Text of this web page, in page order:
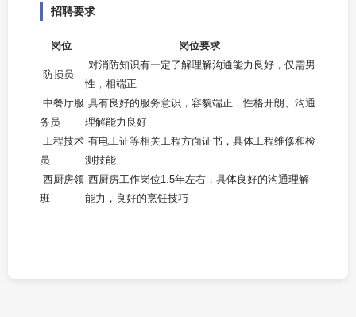
招聘要求
岗位 岗位要求
防损员
对消防知识有一定了解理解沟通能力良好，仅需男
性，相端正
中餐厅服
务员
具有良好的服务意识，容貌端正，性格开朗、沟通
理解能力良好
工程技术
员
有电工证等相关工程方面证书，具体工程维修和检
测技能
西厨房领
班
西厨房工作岗位1.5年左右，具体良好的沟通理解
能力，良好的烹饪技巧